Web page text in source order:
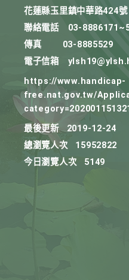
花蓮縣玉里鎮中華路424號
聯絡電話
03-
傳真
03-8885529
電子信箱
https://www.handicap-
free.nat.gov.tw/
最後更新
2019-12-24
總瀏覽人次
15952822
今日瀏覽人次
5149